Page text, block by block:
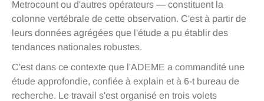
Metrocount ou d'autres opérateurs — constituent la
colonne vertébrale de cette observation. C'est à partir de
leurs données agrégées que l'étude a pu établir des
tendances nationales robustes.
C'est dans ce contexte que l'ADEME a commandité une
étude approfondie, confiée à explain et à 6-t bureau de
recherche. Le travail s'est organisé en trois volets